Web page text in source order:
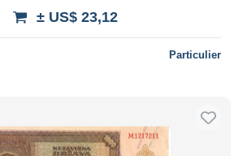
± US$ 23,12
Particulier